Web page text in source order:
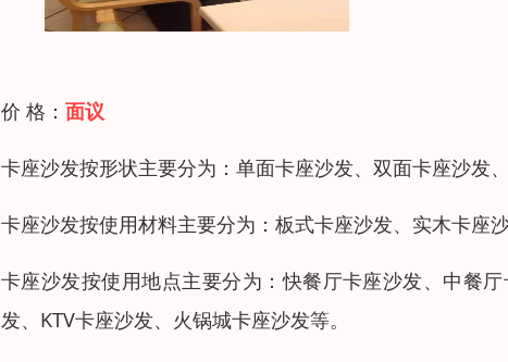
价 格： 面议
卡座沙发按形状主要分为：单面卡座沙发、双面卡座沙发
卡座沙发按使用材料主要分为：板式卡座沙发、实木卡座
卡座沙发按使用地点主要分为：快餐厅卡座沙发、中餐
发、KTV卡座沙发、火锅城卡座沙发等。